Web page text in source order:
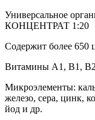
Универсальное
КОНЦЕНТРАТ 1:20
Содержит более 650
Витамины А1, В1,
Микроэлементы:
железо, сера, цинк,
йод и др.